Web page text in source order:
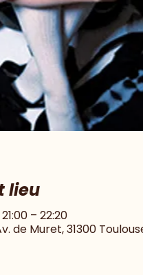
lieu
– 22:20
de Muret, 31300